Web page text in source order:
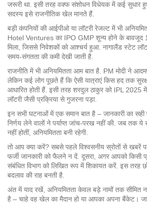
जरूरी था. इसी तरह वक्फ संशोधन विधेयक में कई सुधार
सदस्य इसे राजनीतिक खेल मानते हैं.
बड़ी कंपनियों की आईपीओ या लॉटरी रेजल्ट में भी
Hotel Ventures का IPO GMP शून्य होने के बावजूद
मिला, जिससे निवेशकों को आश्चर्य हुआ. नागालैंड स्टेट
समय‑संगतता की कमी देखी जाती है.
राजनीति में भी अनियमितता आम बात है. PM मोदी ने
लेकिन कई लोग पूछते हैं कि ऐसी यात्राएं किस हद तक
आधारित होती हैं. इसी तरह शरदुल ठाकुर को IPL 2025
लॉटरी जैसी प्रक्रिया से गुजरना पड़ा.
इन सभी घटनाओं में एक समान बात है – जानकारी का सही
निर्णय लेने वालों ने पर्याप्त जांच‑परख नहीं की. जब तक
नहीं होतीं, अनियमितता बनी रहेगी.
तो आप क्या करें? सबसे पहले विश्वसनीय स्रोतों से खबरें
फर्जी जानकारी को फैलने न दें. दूसरा, अगर आपको किसी
संबंधित विभाग को लिखित रूप में शिकायत करें. इस तरह
बदलाव की राह बनती है.
अंत में याद रखें, अनियमितता केवल बड़े नामों तक सीमित
है – चाहे वह खेल का मैदान हो या आपका अपना बैंकेट।